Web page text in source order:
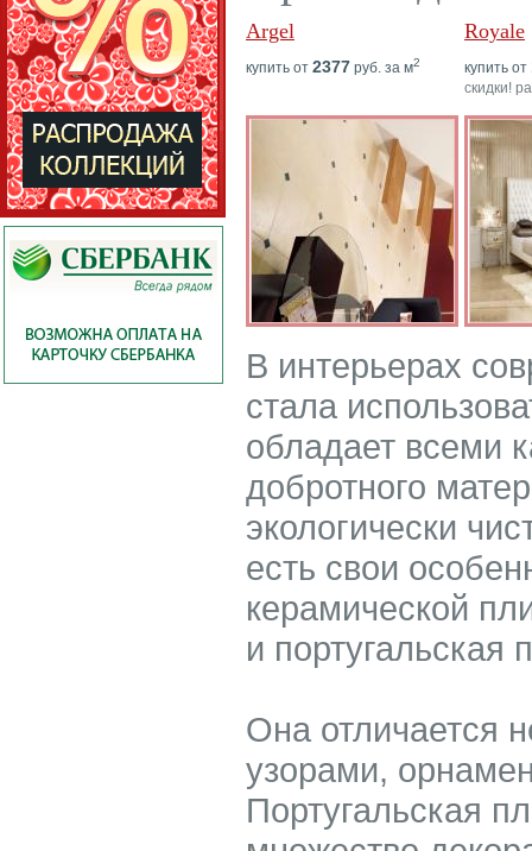
Argel
купить от 2377 руб. за м2
Royale
купить от
скидки!
В интерьерах
стала
обладает всеми
добротного
экологически
есть свои
керамической
и португальская
Она отличается
узорами,
Португальская